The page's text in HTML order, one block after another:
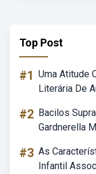
Top Post
#1 Uma Atitude
Literária De
#2 Bacilos
Gardnerella
#3 As
Infantil